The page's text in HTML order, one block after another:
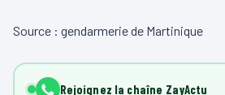
Source : gendarmerie de Martinique
Rejoignez la chaîne ZayActu